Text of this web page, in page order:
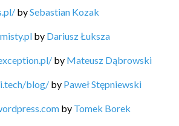
bySebastian Kozak
by Dariusz Łuksza
by Mateusz Dąbrowski
blog/ by Paweł Stępniewski
by Tomek Borek